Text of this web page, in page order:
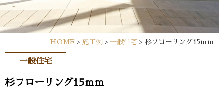
HOME > 施工例 > 一般住宅 > 杉フローリング15ｍｍ
一般住宅
杉フローリング15ｍｍ